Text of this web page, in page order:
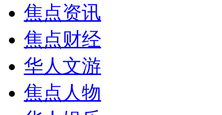
焦点资讯
焦点财经
华人文游
焦点人物